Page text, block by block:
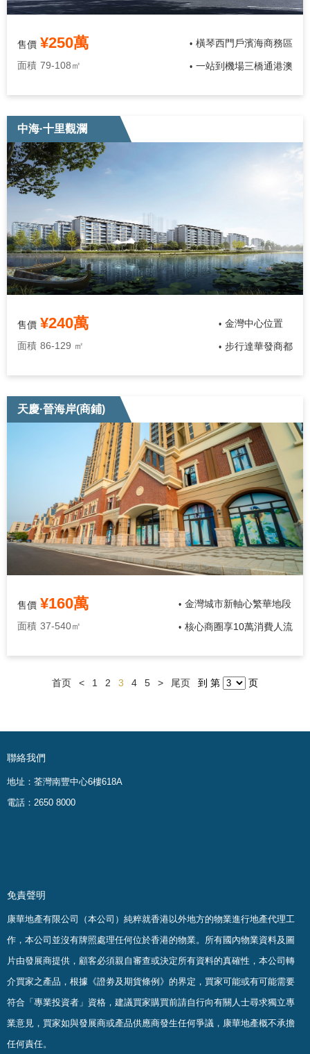
售價 ¥250萬
面積 79-108㎡
• 橫琴西門戶濱海商務區
• 一站到機場三橋通港澳
中海·十里觀瀾
售價 ¥240萬
面積 86-129 ㎡
• 金灣中心位置
• 步行達華發商都
天慶·晉海岸(商鋪)
售價 ¥160萬
面積 37-540㎡
• 金灣城市新軸心繁華地段
• 核心商圈享10萬消費人流
首页 < 1 2 3 4 5 > 尾页 到 第 页
聯絡我們
地址：荃灣南豐中心6樓618A
電話：2650 8000
免責聲明
康華地產有限公司（本公司）純粹就香港以外地方的物業進行地產代理工
作，本公司並沒有牌照處理任何位於香港的物業。 所有國內物業資料及圖
片由發展商提供，顧客必須親自審查或決定所有資料的真確性 ， 本公司轉
介買家之產品，根據《證劵及期貨條例》的界定，買家可能或有可能需要
符合「專業投資者」資格，建議買家購買前請自行向有關人士尋求獨立專
業意見，買家如與發展商或產品供應商發生任何爭議，康華地產概不承擔
任何責任。